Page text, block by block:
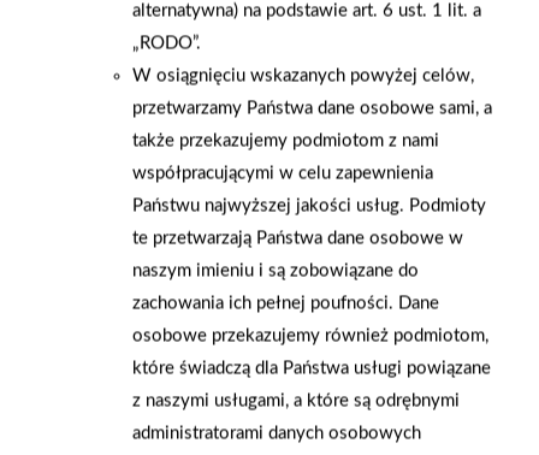
2023-03-22
Przywitaj WIOSNĘ z
najlepszymi cenami i
Śląskie
2022-12-08
Pomysł na prezent od
Mrówki Ząbkowice
alternatywna) na podstawie art. 6 ust. 1 lit. a
„RODO”.
W osiągnięciu wskazanych powyżej celów,
przetwarzamy Państwa dane osobowe sami, a
także przekazujemy podmiotom z nami
współpracującymi w celu zapewnienia
Państwu najwyższej jakości usług. Podmioty
te przetwarzają Państwa dane osobowe w
naszym imieniu i są zobowiązane do
zachowania ich pełnej poufności. Dane
osobowe przekazujemy również podmiotom,
które świadczą dla Państwa usługi powiązane
z naszymi usługami, a które są odrębnymi
administratorami danych osobowych